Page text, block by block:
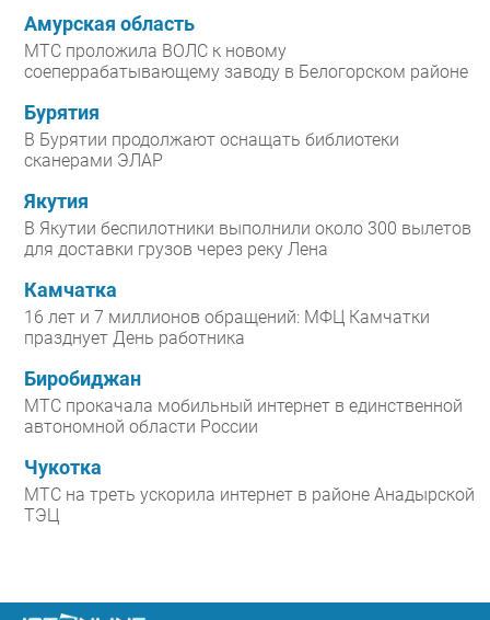
Амурская область
МТС проложила ВОЛС к новому
соеперрабатывающему заводу в Белогорском районе
Бурятия
В Бурятии продолжают оснащать библиотеки
сканерами ЭЛАР
Якутия
В Якутии беспилотники выполнили около 300 вылетов
для доставки грузов через реку Лена
Камчатка
16 лет и 7 миллионов обращений: МФЦ Камчатки
празднует День работника
Биробиджан
МТС прокачала мобильный интернет в единственной
автономной области России
Чукотка
МТС на треть ускорила интернет в районе Анадырской
ТЭЦ